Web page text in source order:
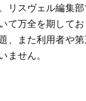
リスヴェル編集
て万全を期して
、また利用者や
ません。